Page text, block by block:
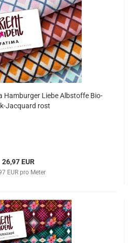
Hamburger Liebe Albstoffe Bio-
Jacquard rost
26,97 EUR
EUR pro Meter